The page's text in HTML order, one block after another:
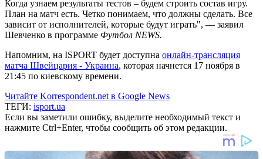
Когда узнаем результаты тестов – будем строить состав игру.
План на матч есть. Четко понимаем, что должны сделать. Все
зависит от исполнителей, которые будут играть", — заявил
Шевченко в программе Футбол NEWS.
Напомним, на ISPORT будет доступна онлайн-трансляция
матча Швейцария - Украина, которая начнется 17 ноября в
21:45 по киевскому времени.
Читайте Korrespondent.net в Google News
ТЕГИ: isport.ua
Если вы заметили ошибку, выделите необходимый текст и
нажмите Ctrl+Enter, чтобы сообщить об этом редакции.